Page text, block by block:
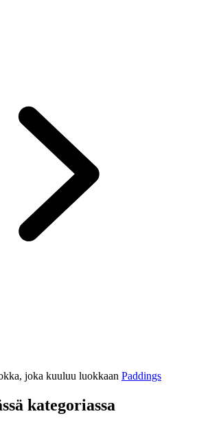
joka kuuluu luokkaan Paddings
kategoriassa